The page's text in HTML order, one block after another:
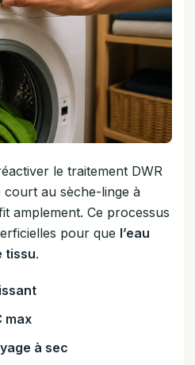
le traitement DWR
au sèche-linge à
amplement. Ce processus
pour que l’eau
tissu.
max
à sec